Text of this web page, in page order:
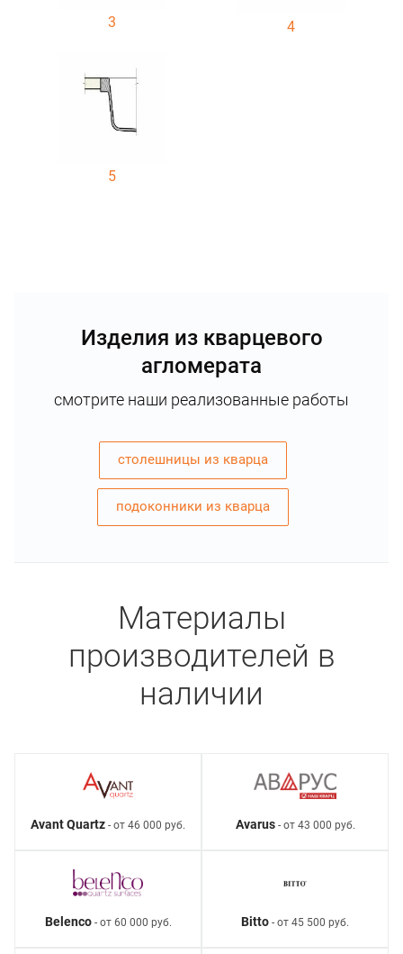
3 4
5
Изделия из кварцевого
агломерата
смотрите наши реализованные работы
столешницы из кварца
подоконники из кварца
Материалы
производителей в
наличии
Avant Quartz - от 46 000 руб. Avarus- от 43 000 руб.
Belenco- от 60 000 руб. Bitto - от 45 500 руб.